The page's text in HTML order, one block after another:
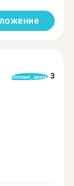
format_quote 3